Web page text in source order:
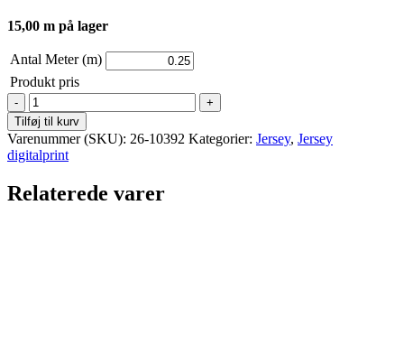
15,00 m på lager
Antal Meter (m)
Produkt pris
Jersey
-
Print
-
Påskekyllinger
Tilføj til kurv
Varenummer (SKU): 26-10392 Kategorier: Jersey, Jersey
digitalprint
Relaterede varer